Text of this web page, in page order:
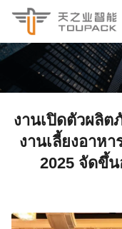
งานเปิดตัวผลิ
งานเลี้ยงอาห
2025 จัดขึ้น